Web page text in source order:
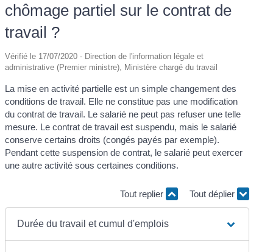
chômage partiel sur le contrat de
travail ?
Vérifié le 17/07/2020 - Direction de l'information légale et
administrative (Premier ministre), Ministère chargé du travail
La mise en activité partielle est un simple changement des
conditions de travail. Elle ne constitue pas une modification
du contrat de travail. Le salarié ne peut pas refuser une telle
mesure. Le contrat de travail est suspendu, mais le salarié
conserve certains droits (congés payés par exemple).
Pendant cette suspension de contrat, le salarié peut exercer
une autre activité sous certaines conditions.
Tout replier Tout déplier
Durée du travail et cumul d'emplois